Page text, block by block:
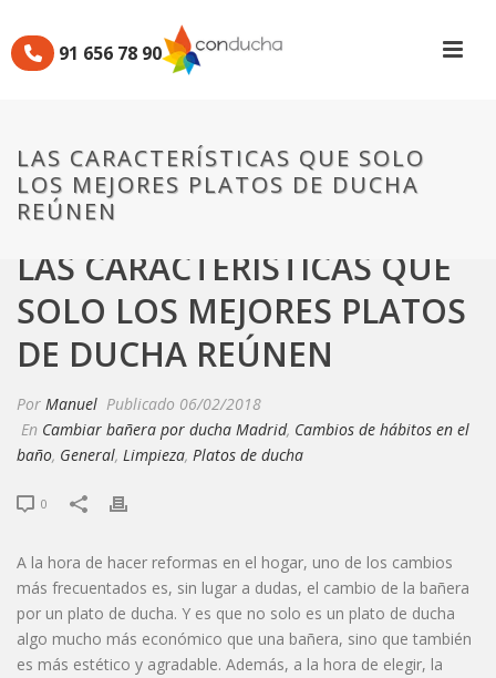
91 656 78 90
LAS CARACTERÍSTICAS QUE SOLO
LOS MEJORES PLATOS DE DUCHA
REÚNEN
LAS CARACTERÍSTICAS QUE
SOLO LOS MEJORES PLATOS
DE DUCHA REÚNEN
Por Manuel Publicado 06/02/2018
En Cambiar bañera por ducha Madrid, Cambios de hábitos en el
baño, General, Limpieza, Platos de ducha
0
A la hora de hacer reformas en el hogar, uno de los cambios
más frecuentados es, sin lugar a dudas, el cambio de la bañera
por un plato de ducha. Y es que no solo es un plato de ducha
algo mucho más económico que una bañera, sino que también
es más estético y agradable. Además, a la hora de elegir, la